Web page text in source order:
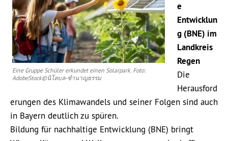
Eine Gruppe Schüler erkundet einen Solarpark. Foto:
AdobeStock©นิโลบล-ชํานาญธรรม
e
Entwicklun
g (BNE) im
Landkreis
Regen
Die
Herausford
erungen des Klimawandels und seiner Folgen sind auch
in Bayern deutlich zu spüren.
Bildung für nachhaltige Entwicklung (BNE) bringt